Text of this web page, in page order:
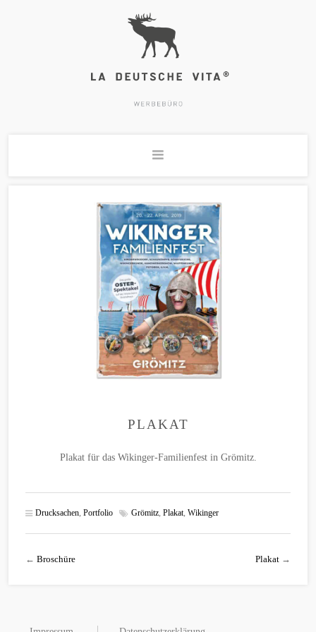
PLAKAT
Plakat für das Wikinger-Familienfest in Grömitz.
Drucksachen Portfolio Grömitz Plakat Wikinger
← Broschüre Plakat →